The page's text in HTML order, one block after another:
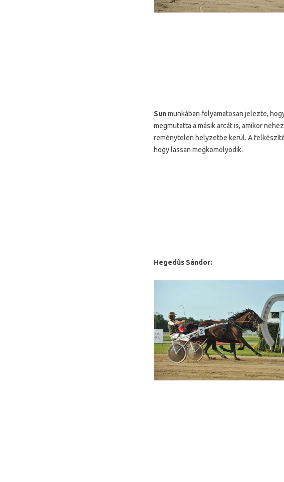
Sunmunkában folyamatosan jelezte,
megmutatta a másik arcát is, amikor
reménytelen helyzetbe kerül. A
hogy lassan megkomolyodik.
Hegedűs Sándor: